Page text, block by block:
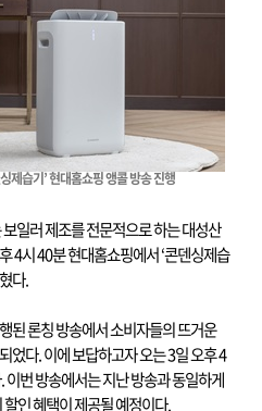
제습기’현대홈쇼핑 앵콜 방송 진행
보일러 제조를 전문적으로 하는 대성산
4시40분 현대홈쇼핑에서‘콘덴싱제습
다.
된 론칭 방송에서 소비자들의 뜨거운
었다.이에 보답하고자 오는3일 오후4
.이번 방송에서는 지난 방송과 동일하게
할인 혜택이 제공될 예정이다.